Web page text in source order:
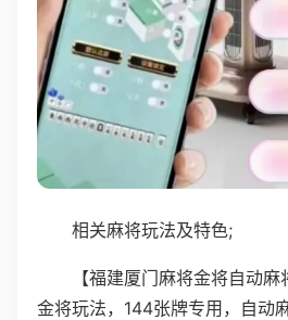
相关麻将玩法及特色;
【福建厦门麻将金将自动
金将玩法，144张牌专用，自动